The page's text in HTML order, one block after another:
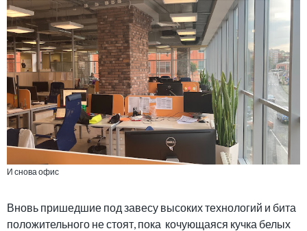
И снова офис
Вновь пришедшие под завесу высоких технологий и бита
положительного не стоят, пока кочующаяся кучка белых